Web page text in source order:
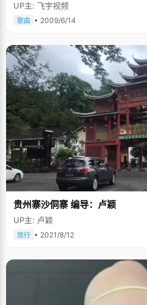
UP主: 飞宇视频
歌曲 • 2009/6/14
贵州寨沙侗寨 编导：卢颖
UP主: 卢颖
旅行 • 2021/8/12